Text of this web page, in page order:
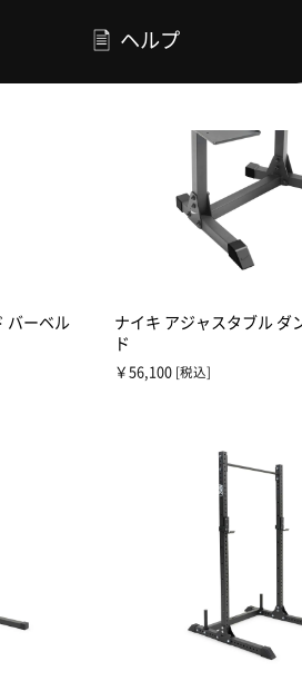
ヘルプ
バーベル
ナイキ アジャスタブル ダ
ド
￥56,100 [税込]